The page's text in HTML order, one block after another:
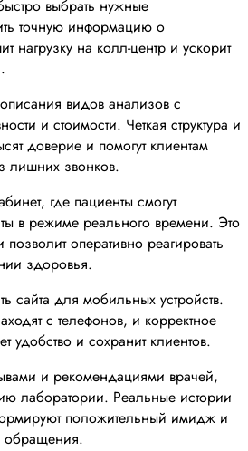
выбрать нужные
точную информацию о
нагрузку на колл-центр и ускорит
видов анализов с
и стоимости. Четкая структура и
доверие и помогут клиентам
лишних звонков.
где пациенты смогут
в режиме реального времени. Это
оперативно реагировать
здоровья.
сайта для мобильных устройств.
с телефонов, и корректное
удобство и сохранит клиентов.
и рекомендациями врачей,
лаборатории. Реальные истории
положительный имидж и
обращения.